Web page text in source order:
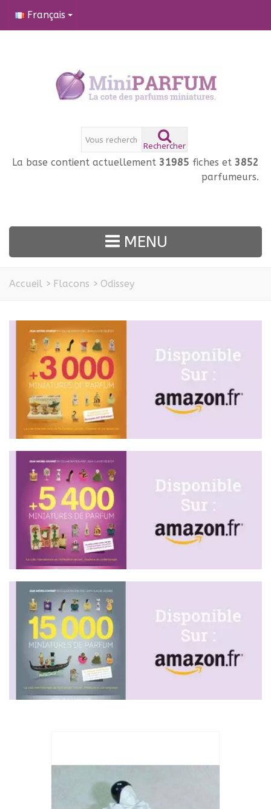
Français
Rechercher
La base contient actuellement 31985 fiches et 3852
parfumeurs.
MENU
Accueil > Flacons > Odissey